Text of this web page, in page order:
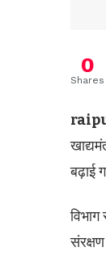
0
Shares
बढ़ाई
विभाग